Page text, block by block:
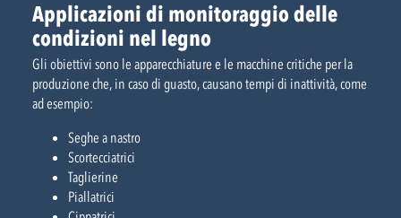
Applicazioni di monitoraggio delle
condizioni nel legno
Gli obiettivi sono le apparecchiature e le macchine critiche per la
produzione che, in caso di guasto, causano tempi di inattività, come
ad esempio:
Seghe a nastro
Scortecciatrici
Taglierine
Piallatrici